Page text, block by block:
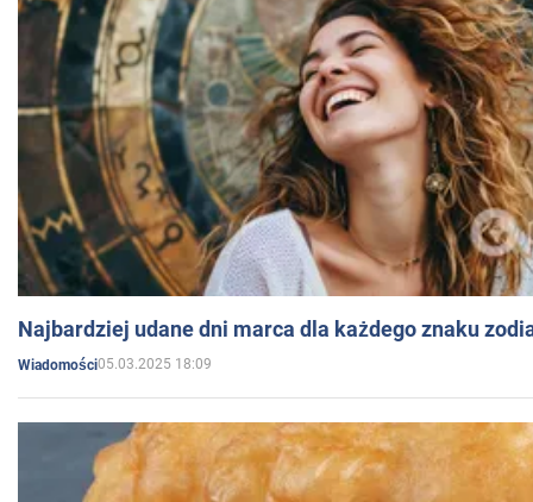
Najbardziej udane dni marca dla każdego znaku
Wiadomości05.03.2025 18:09